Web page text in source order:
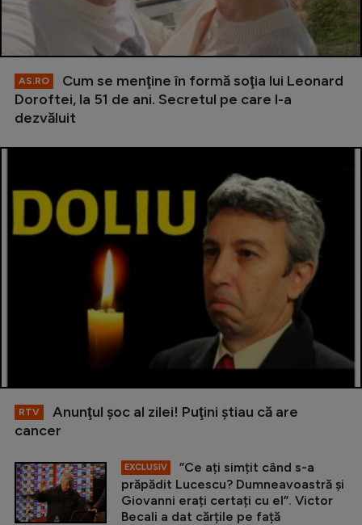
AS.RO
Cum se menţine în formă soţia lui Leonard
Doroftei, la 51 de ani. Secretul pe care l-a
dezvăluit
RTV
Anunţul şoc al zilei! Puţini ştiau că are
cancer
EXCLUSIV
”Ce ați simțit când s-a
prăpădit Lucescu? Dumneavoastră și
Giovanni erați certați cu el”. Victor
Becali a dat cărțile pe față